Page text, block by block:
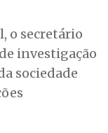
o secretário
investigação
sociedade